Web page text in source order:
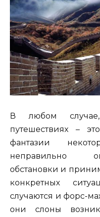
В любом
путешествиях –
фантазии
неправильно
обстановки и
конкретных
случаются и форс-
они слоны